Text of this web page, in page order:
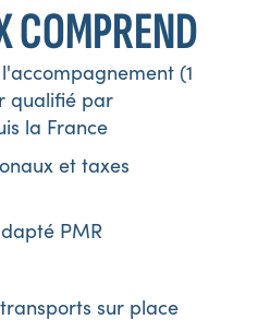
COMPREND
(1
qualifié par
la France
et taxes
PMR
sur place